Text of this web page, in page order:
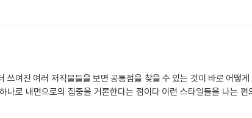
쓰여진 여러 저작물들을 보면 공통점을 찾을 수 있는 것이 바로 어떻
나로 내면으로의 집중을 거론한다는 점이다 이런 스타일들을 나는